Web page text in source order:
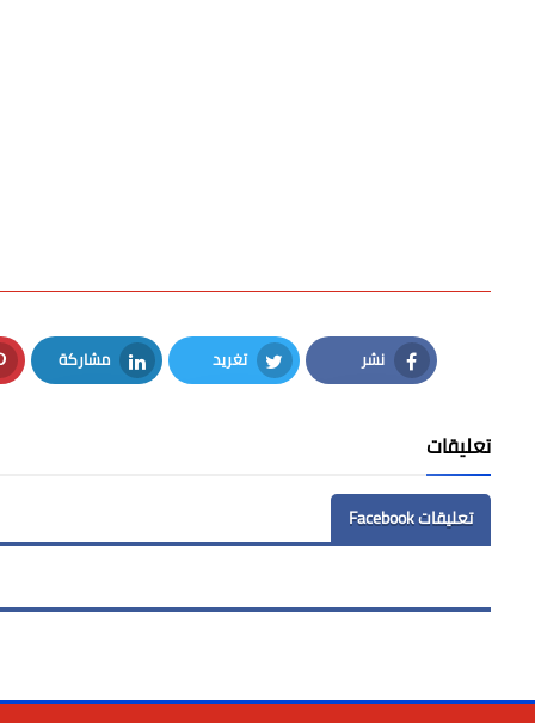
نشر
Facebook
تغريد
Twitter
مشاركة
LinkedIn
تعليقات
تعليقات Facebook